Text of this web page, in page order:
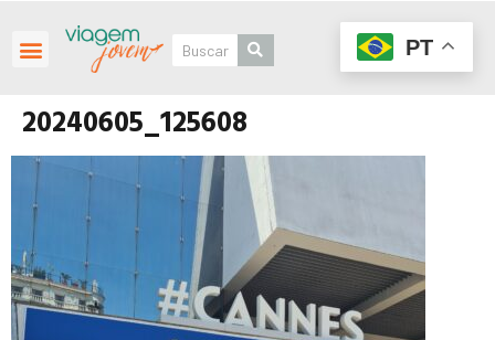
20240605_125608
PT